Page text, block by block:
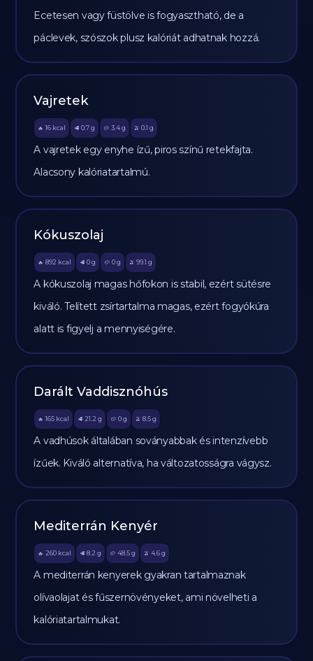
Ecetesen vagy füstölve is fogyasztható, de a
páclevek, szószok plusz kalóriát adhatnak hozzá.
Vajretek
🔥 16 kcal 🥩 0.7 g 🥔 3.4g 🫒 0.1 g
A vajretek egy enyhe ízű, piros színű retekfajta.
Alacsony kalóriatartalmú.
Kókuszolaj
🔥 892 kcal 🥩 0 g 🥔 0g 🫒 99.1 g
A kókuszolaj magas hőfokon is stabil, ezért sütésre
kiváló. Telített zsírtartalma magas, ezért fogyókúra
alatt is figyelj a mennyiségére.
Darált Vaddisznóhús
🔥 165 kcal 🥩 21.2 g 🥔 0g 🫒 8.5 g
A vadhúsok általában soványabbak és intenzívebb
ízűek. Kiváló alternatíva, ha változatosságra vágysz.
Mediterrán Kenyér
🔥 260 kcal 🥩 8.2 g 🥔 48.5g 🫒 4.6 g
A mediterrán kenyerek gyakran tartalmaznak
olívaolajat és fűszernövényeket, ami növelheti a
kalóriatartalmukat.